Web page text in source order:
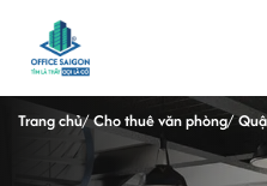
Trang chủ Cho thuê văn phòng